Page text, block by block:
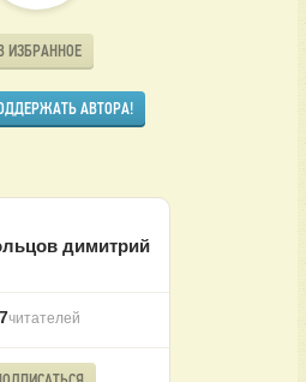
В ИЗБРАННОЕ
АВТОРА!
димитрий
7читателей